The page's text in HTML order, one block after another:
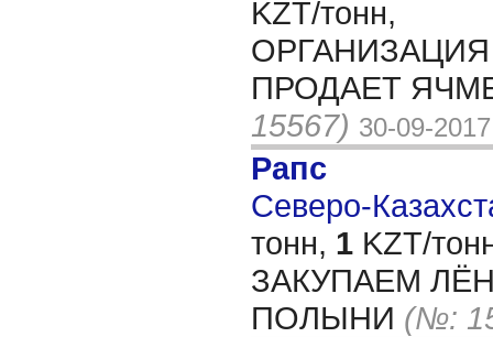
KZT/тонн,
ПРОДАЕТ
15567) 30-09-2017
Рапс
Северо-
тонн, 1 KZT/
ЗАКУПАЕМ
ПОЛЫНИ (№: